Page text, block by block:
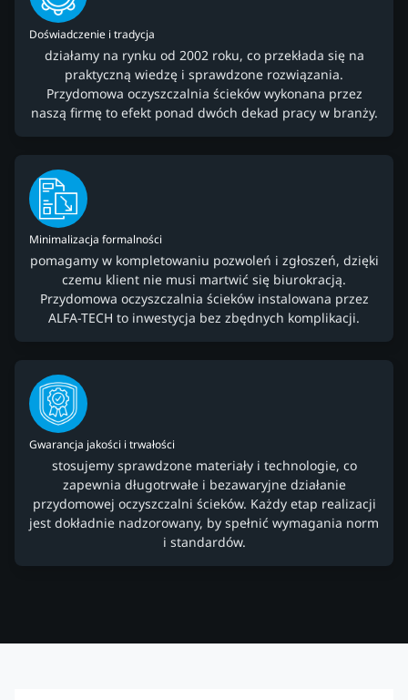
Doświadczenie i tradycja
działamy na rynku od 2002 roku, co przekłada się na
praktyczną wiedzę i sprawdzone rozwiązania.
Przydomowa oczyszczalnia ścieków wykonana przez
naszą firmę to efekt ponad dwóch dekad pracy w branży.
Minimalizacja formalności
pomagamy w kompletowaniu pozwoleń i zgłoszeń, dzięki
czemu klient nie musi martwić się biurokracją.
Przydomowa oczyszczalnia ścieków instalowana przez
ALFA-TECH to inwestycja bez zbędnych komplikacji.
Gwarancja jakości i trwałości
stosujemy sprawdzone materiały i technologie, co
zapewnia długotrwałe i bezawaryjne działanie
przydomowej oczyszczalni ścieków. Każdy etap realizacji
jest dokładnie nadzorowany, by spełnić wymagania norm
i standardów.